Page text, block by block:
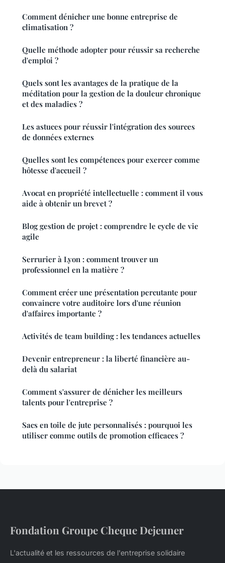
Comment dénicher une bonne entreprise de
climatisation ?
Quelle méthode adopter pour réussir sa recherche
d'emploi ?
Quels sont les avantages de la pratique de la
méditation pour la gestion de la douleur chronique
et des maladies ?
Les astuces pour réussir l'intégration des sources
de données externes
Quelles sont les compétences pour exercer comme
hôtesse d'accueil ?
Avocat en propriété intellectuelle : comment il vous
aide à obtenir un brevet ?
Blog gestion de projet : comprendre le cycle de vie
agile
Serrurier à Lyon : comment trouver un
professionnel en la matière ?
Comment créer une présentation percutante pour
convaincre votre auditoire lors d'une réunion
d'affaires importante ?
Activités de team building : les tendances actuelles
Devenir entrepreneur : la liberté financière au-
delà du salariat
Comment s'assurer de dénicher les meilleurs
talents pour l'entreprise ?
Sacs en toile de jute personnalisés : pourquoi les
utiliser comme outils de promotion efficaces ?
Fondation Groupe Cheque Dejeuner
L'actualité et les ressources de l'entreprise solidaire